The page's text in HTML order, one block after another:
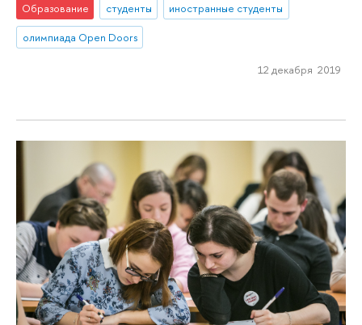
Образование студенты
иностранные студенты
олимпиада Open Doors
12 декабря 2019